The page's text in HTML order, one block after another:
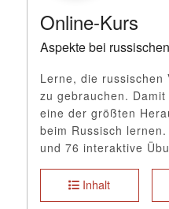
Online-Kurs
Aspekte bei
Lerne, die russischen
zu gebrauchen.
eine der größten
beim Russisch
und 76 interaktive
Inhalt